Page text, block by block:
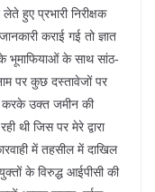
हुए प्रभारी निरीक्षक
कराई गई तो ज्ञात
भूमाफियाओं के साथ सांठ-
पर कुछ दस्तावेजों पर
करके उक्त जमीन की
थी जिस पर मेरे द्वारा
में तहसील में दाखिल
के विरुद्ध आईपीसी की